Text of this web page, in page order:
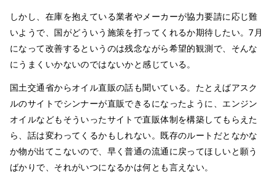
しかし、在庫を抱えている業者やメーカーが協力要請に応じ難
いようで、国がどういう施策を打ってくれるか期待したい。7月
になって改善するというのは残念ながら希望的観測で、そんな
にうまくいかないのではないかと感じている。
国土交通省からオイル直販の話も聞いている。たとえばアスク
ルのサイトでシンナーが直販できるになったように、エンジン
オイルなどもそういったサイトで直販体制を構築してもらえた
ら、話は変わってくるかもしれない。既存のルートだとなかな
か物が出てこないので、早く普通の流通に戻ってほしいと願う
ばかりで、それがいつになるかは何とも言えない。